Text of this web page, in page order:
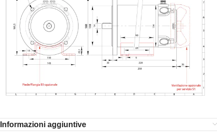
Informazioni aggiuntive